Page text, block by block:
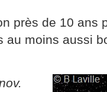
près de 10 ans
au moins aussi